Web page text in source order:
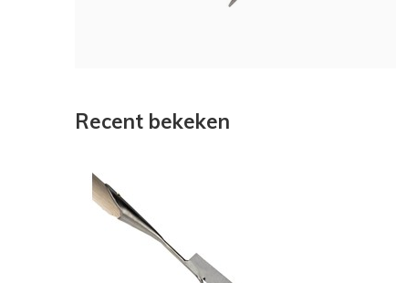
Recent bekeken